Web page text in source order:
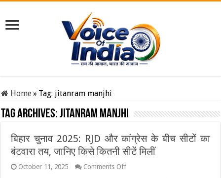
Home» Tag: jitanram manjhi
Tag Archives:jitanram manjhi
बिहार चुनाव 2025: RJD और कांग्रेस के बीच सीटों का
बंटवारा तय, जानिए किसे कितनी सीटें मिलीं
October 11, 2025 Comments Offon